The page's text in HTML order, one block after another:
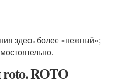
здесь более «нежный»;
ROTO